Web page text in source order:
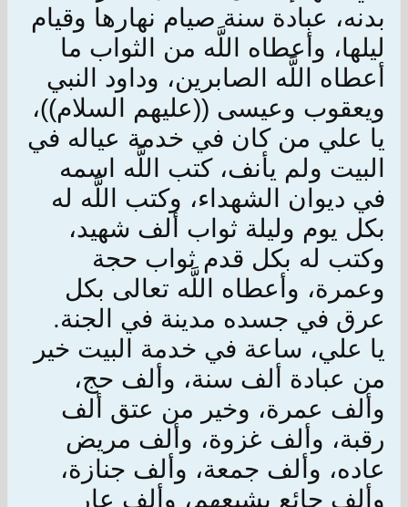
بدنه، عبادة سنة صيام نهارها وقيام
ليلها، وأعطاه اللَّه من الثواب ما
أعطاه اللَّه الصابرين، وداود النبي
ويعقوب وعيسى ((عليهم السلام))،
يا علي من كان في خدمة عياله في
البيت ولم يأنف، كتب اللَّه اسمه
في ديوان الشهداء، وكتب اللَّه له
بكل يوم وليلة ثواب ألف شهيد،
وكتب له بكل قدم ثواب حجة
وعمرة، وأعطاه اللَّه تعالى بكل
عرق في جسده مدينة في الجنة.
يا علي، ساعة في خدمة البيت خير
من عبادة ألف سنة، وألف حج،
وألف عمرة، وخير من عتق ألف
رقبة، وألف غزوة، وألف مريض
عاده، وألف جمعة، وألف جنازة،
وألف جائع يشبعهم، وألف عار